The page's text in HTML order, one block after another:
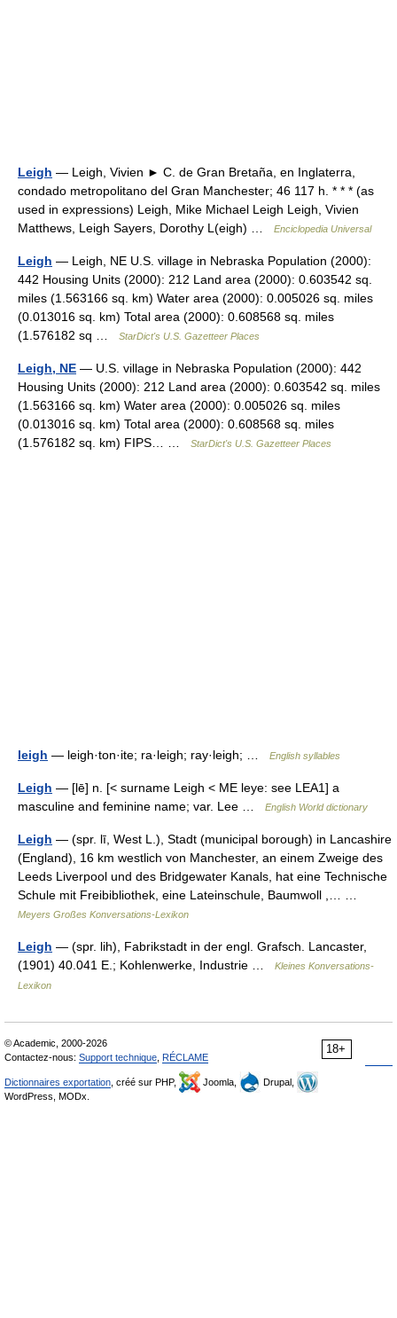
Leigh — Leigh, Vivien ► C. de Gran Bretaña, en Inglaterra,
condado metropolitano del Gran Manchester; 46 117 h. * * * (as
used in expressions) Leigh, Mike Michael Leigh Leigh, Vivien
Matthews, Leigh Sayers, Dorothy L(eigh) …
Enciclopedia Universal
Leigh — Leigh, NE U.S. village in Nebraska Population (2000):
442 Housing Units (2000): 212 Land area (2000): 0.603542 sq.
miles (1.563166 sq. km) Water area (2000): 0.005026 sq. miles
(0.013016 sq. km) Total area (2000): 0.608568 sq. miles
(1.576182 sq …
StarDict's U.S. Gazetteer Places
Leigh, NE — U.S. village in Nebraska Population (2000): 442
Housing Units (2000): 212 Land area (2000): 0.603542 sq. miles
(1.563166 sq. km) Water area (2000): 0.005026 sq. miles
(0.013016 sq. km) Total area (2000): 0.608568 sq. miles
(1.576182 sq. km) FIPS… …
StarDict's U.S. Gazetteer Places
leigh — leigh·ton·ite; ra·leigh; ray·leigh; … English syllables
Leigh — [lē] n. [< surname Leigh < ME leye: see LEA1] a
masculine and feminine name; var. Lee …
English World dictionary
Leigh — (spr. lī, West L.), Stadt (municipal borough) in Lancashire
(England), 16 km westlich von Manchester, an einem Zweige des
Leeds Liverpool und des Bridgewater Kanals, hat eine Technische
Schule mit Freibibliothek, eine Lateinschule, Baumwoll ,… …
Meyers Großes Konversations-Lexikon
Leigh — (spr. lih), Fabrikstadt in der engl. Grafsch. Lancaster,
(1901) 40.041 E.; Kohlenwerke, Industrie …
Kleines Konversations-
Lexikon
18+
© Academic, 2000-2026
Contactez-nous: Support technique RÉCLAME
Dictionnaires exportation , créé sur PHP, Joomla,
Drupal,
WordPress, MODx.